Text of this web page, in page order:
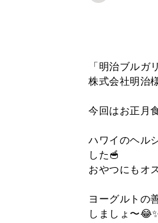
「明治ブルガ
株式会社明治
今回はお正月
ハワイのヘル
した🥣
おやつにもオ
ヨーグルトの
しましょ〜